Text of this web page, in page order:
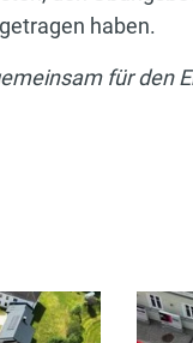
haben.
für den